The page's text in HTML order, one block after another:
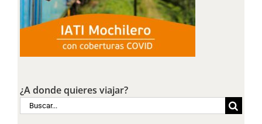
¿A donde quieres viajar?
Buscar: